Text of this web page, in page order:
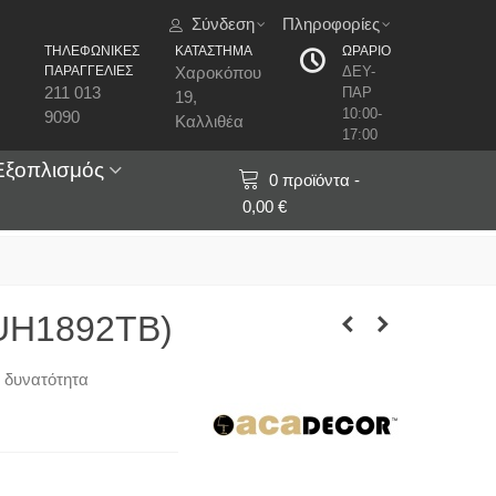
Σύνδεση Πληροφορίες
ΤΗΛΕΦΩΝΙΚΕΣ
ΠΑΡΑΓΓΕΛΙΕΣ
211 013
9090
ΚΑΤΑΣΤΗΜΑ
Χαροκόπου
19,
Καλλιθέα
ΩΡΑΡΙΟ
ΔΕΥ-
ΠΑΡ
10:00-
17:00
0 προϊόντα -
0,00 €